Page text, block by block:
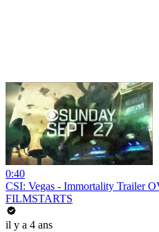
0:40
CSI: Vegas - Immortality Trailer
FILMSTARTS
il y a 4 ans